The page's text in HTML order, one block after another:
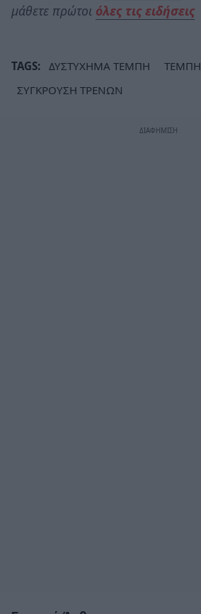
μάθετε πρώτοι όλες τις ειδήσεις
TAGS: ΔΥΣΤΥΧΗΜΑ ΤΕΜΠΗ
ΤΕΜΠΗ
ΣΥΓΚΡΟΥΣΗ ΤΡΕΝΩΝ